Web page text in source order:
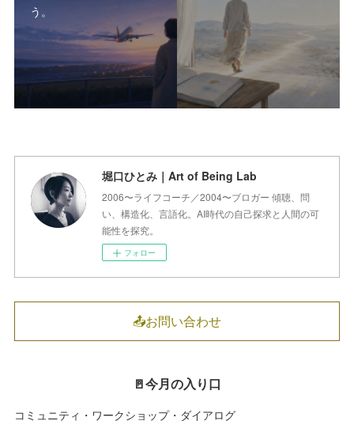
う。
堀口ひとみ｜Art of Being Lab
2006〜ライフコーチ／2004〜ブロガー 傾聴、問
い、構造化、言語化。AI時代の自己探求と人間の可
能性を探究。
フォロー
📤お問い合わせ
🚪今月の入り口
コミュニティ・ワークショップ・ダイアログ